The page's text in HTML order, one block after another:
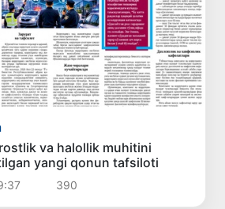
va halollik muhitini
yangi qonun tafsiloti
390